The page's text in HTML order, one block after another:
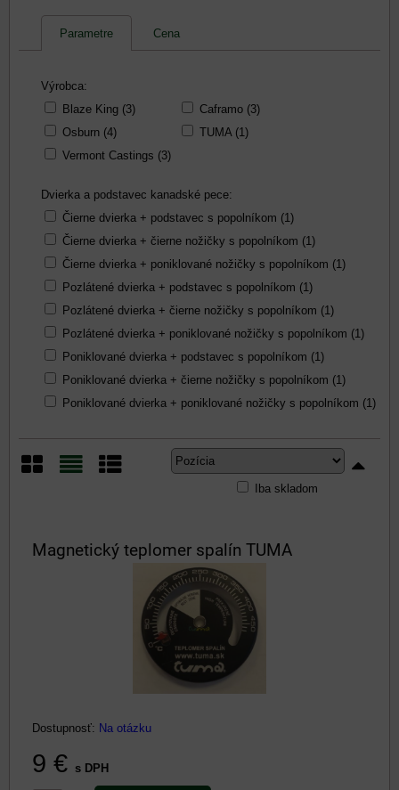
Parametre Cena
Výrobca:
Blaze King (3)
Caframo (3)
Osburn (4)
TUMA (1)
Vermont Castings (3)
Dvierka a podstavec kanadské pece:
Čierne dvierka + podstavec s popolníkom (1)
Čierne dvierka + čierne nožičky s popolníkom (1)
Čierne dvierka + poniklované nožičky s popolníkom (1)
Pozlátené dvierka + podstavec s popolníkom (1)
Pozlátené dvierka + čierne nožičky s popolníkom (1)
Pozlátené dvierka + poniklované nožičky s popolníkom (1)
Poniklované dvierka + podstavec s popolníkom (1)
Poniklované dvierka + čierne nožičky s popolníkom (1)
Poniklované dvierka + poniklované nožičky s popolníkom (1)
Iba skladom
Magnetický teplomer spalín TUMA
Dostupnosť: Na otázku
9 € s DPH